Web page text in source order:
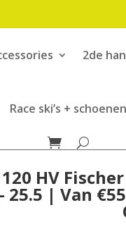
2de
Race ski’s + schoenen
120 HV
25.5 | Van